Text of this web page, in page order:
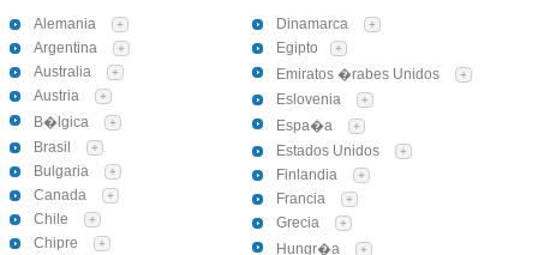
Alemania +
Argentina +
Australia +
Austria +
B�lgica +
Brasil +
Bulgaria +
Canada +
Chile +
Chipre +
Dinamarca +
Egipto +
Emiratos �rabes Unidos +
Eslovenia +
Espa�a +
Estados Unidos +
Finlandia +
Francia +
Grecia +
Hungr�a +